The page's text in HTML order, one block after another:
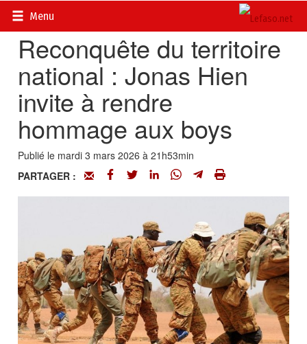
Menu
Accueil>
Reconquête du territoire
national : Jonas Hien
invite à rendre
hommage aux boys
Publié le mardi 3 mars 2026 à 21h53min
PARTAGER :